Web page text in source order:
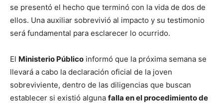
se presentó el hecho que terminó con la vida de dos de
ellos. Una auxiliar sobrevivió al impacto y su testimonio
será fundamental para esclarecer lo ocurrido.
El Ministerio Público informó que la próxima semana se
llevará a cabo la declaración oficial de la joven
sobreviviente, dentro de las diligencias que buscan
establecer si existió alguna falla en el procedimiento de